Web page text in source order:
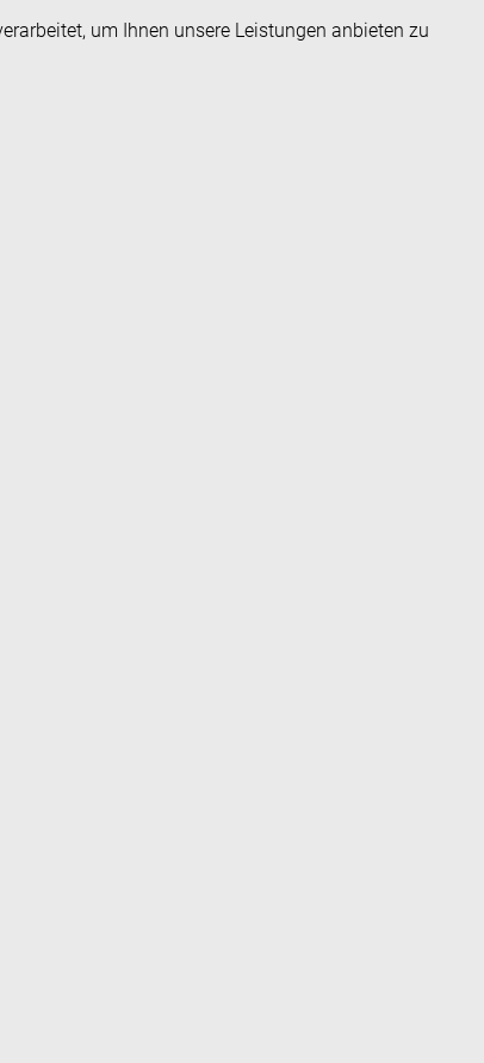
um Ihnen unsere Leistungen anbieten zu